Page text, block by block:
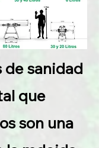
de sanidad
que
son una